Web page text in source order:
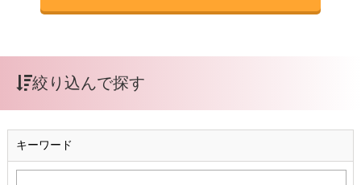
絞り込んで探す
キーワード